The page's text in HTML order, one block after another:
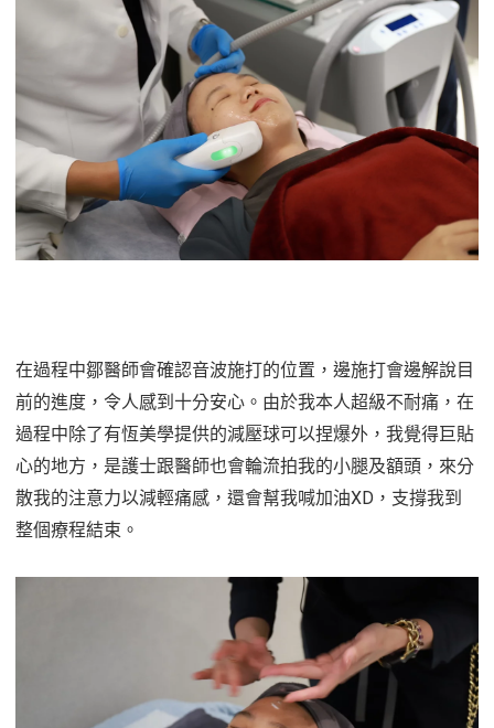
在過程中鄒醫師會確認音波施打的位置，邊施打會邊解說目
前的進度，令人感到十分安心。由於我本人超級不耐痛，在
過程中除了有恆美學提供的減壓球可以捏爆外，我覺得巨貼
心的地方，是護士跟醫師也會輪流拍我的小腿及額頭，來分
散我的注意力以減輕痛感，還會幫我喊加油XD，支撐我到
整個療程結束。